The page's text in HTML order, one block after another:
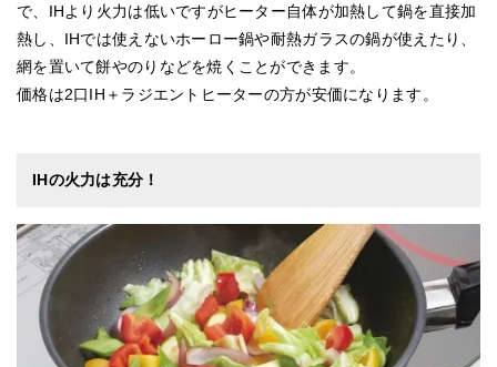
で、IHより火力は低いですがヒーター自体が加熱して鍋を直接加
熱し、IHでは使えないホーロー鍋や耐熱ガラスの鍋が使えたり、
網を置いて餅やのりなどを焼くことができます。
価格は2口IH＋ラジエントヒーターの方が安価になります。
IHの火力は充分！